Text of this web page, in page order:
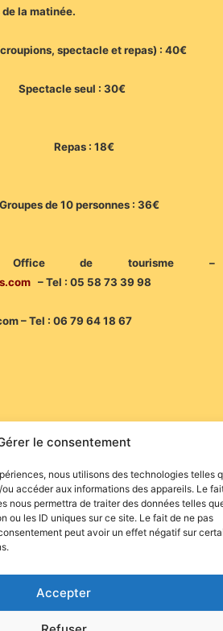
le consentement
nous utilisons des technologies telles
accéder aux informations des appareils. Le
nous permettra de traiter des données telles
ou les ID uniques sur ce site. Le fait de ne pas
peut avoir un effet négatif sur
Accepter
la matinée.
spectacle et repas) : 40€
seul : 30€
: 18€
10 personnes : 36€
: Office de tourisme –
– Tel : 05 58 73 39 98
– Tel : 06 79 64 18 67
TOROFIESTA